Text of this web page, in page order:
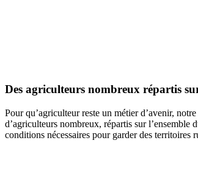
Des agriculteurs nombreux répartis
Pour qu’agriculteur reste un métier d’avenir,
d’agriculteurs nombreux, répartis sur
conditions nécessaires pour garder des territoires